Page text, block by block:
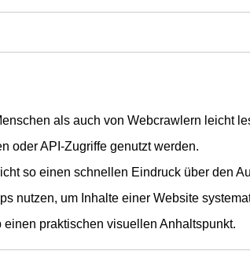
als auch von Webcrawlern leicht
oder API-Zugriffe genutzt werden.
so einen schnellen Eindruck über den
nutzen, um Inhalte einer Website
praktischen visuellen Anhaltspunkt.